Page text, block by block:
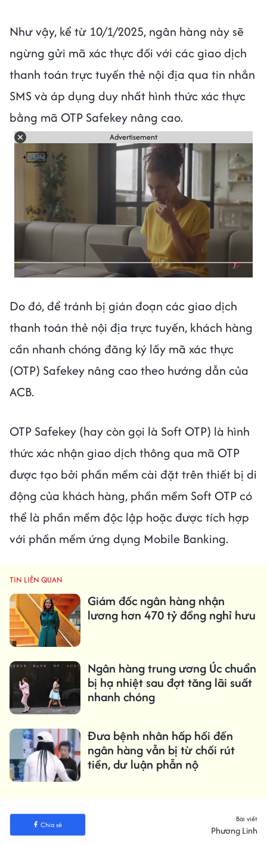
Như vậy, kể từ 10/1/2025, ngân hàng này sẽ
ngừng gửi mã xác thực đối với các giao dịch
thanh toán trực tuyến thẻ nội địa qua tin nhắn
SMS và áp dụng duy nhất hình thức xác thực
bằng mã OTP Safekey nâng cao.
Advertisement
Do đó, để tránh bị gián đoạn các giao dịch
thanh toán thẻ nội địa trực tuyến, khách hàng
cần nhanh chóng đăng ký lấy mã xác thực
(OTP) Safekey nâng cao theo hướng dẫn của
ACB.
OTP Safekey (hay còn gọi là Soft OTP) là hình
thức xác nhận giao dịch thông qua mã OTP
được tạo bởi phần mềm cài đặt trên thiết bị di
động của khách hàng, phần mềm Soft OTP có
thể là phần mềm độc lập hoặc được tích hợp
với phần mềm ứng dụng Mobile Banking.
TIN LIÊN QUAN
Giám đốc ngân hàng nhận
lương hơn 470 tỷ đồng nghỉ hưu
Ngân hàng trung ương Úc chuẩn
bị hạ nhiệt sau đợt tăng lãi suất
nhanh chóng
Đưa bệnh nhân hấp hối đến
ngân hàng vẫn bị từ chối rút
tiền, dư luận phẫn nộ
Chia sẻ
Bài viết
Phương Linh